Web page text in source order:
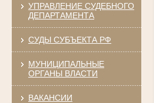
УПРАВЛЕНИЕ СУДЕБНОГО
ДЕПАРТАМЕНТА
СУДЫ СУБЪЕКТА РФ
МУНИЦИПАЛЬНЫЕ
ОРГАНЫ ВЛАСТИ
ВАКАНСИИ